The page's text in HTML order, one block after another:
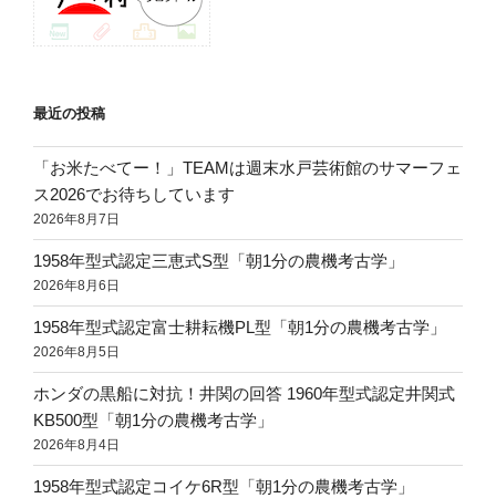
最近の投稿
「お米たべてー！」TEAMは週末水戸芸術館のサマーフェ
ス2026でお待ちしています
2026年8月7日
1958年型式認定三恵式S型「朝1分の農機考古学」
2026年8月6日
1958年型式認定富士耕耘機PL型「朝1分の農機考古学」
2026年8月5日
ホンダの黒船に対抗！井関の回答 1960年型式認定井関式
KB500型「朝1分の農機考古学」
2026年8月4日
1958年型式認定コイケ6R型「朝1分の農機考古学」